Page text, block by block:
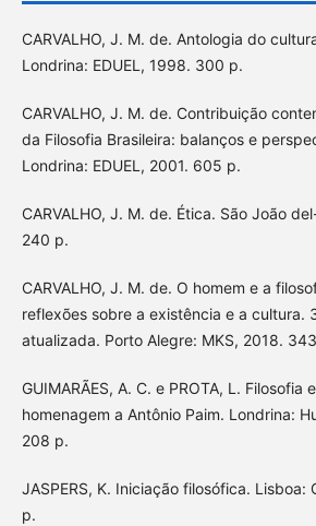
CARVALHO, J. M. de. Antologia do
Londrina: EDUEL, 1998. 300 p.
CARVALHO, J. M. de. Contribuição
da Filosofia Brasileira: balanços e
Londrina: EDUEL, 2001. 605 p.
CARVALHO, J. M. de. Ética. São João
240 p.
CARVALHO, J. M. de. O homem e a
reflexões sobre a existência e a cultura.
atualizada. Porto Alegre: MKS, 2018.
GUIMARÃES, A. C. e PROTA, L. Filosofia
homenagem a Antônio Paim. Londrina:
208 p.
JASPERS, K. Iniciação filosófica. Lisboa:
p.